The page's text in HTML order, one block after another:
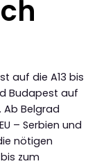
auf die A13 bis
Budapest auf
Ab Belgrad
– Serbien und
nötigen
zum